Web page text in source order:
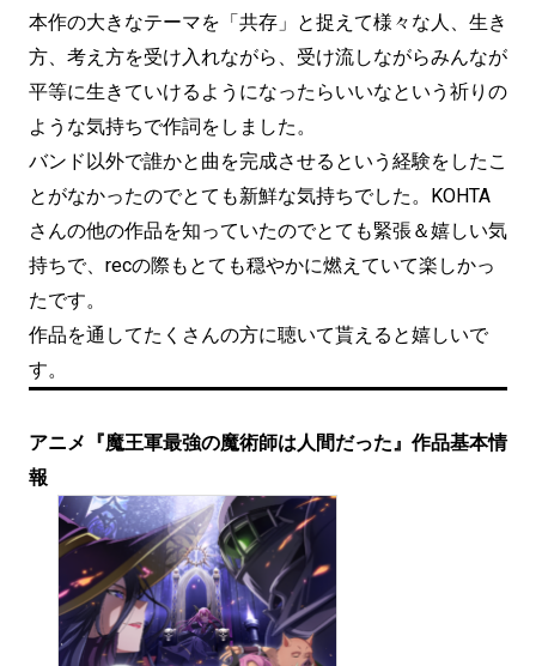
本作の大きなテーマを「共存」と捉えて様々な人、生き
方、考え方を受け入れながら、受け流しながらみんなが
平等に生きていけるようになったらいいなという祈りの
ような気持ちで作詞をしました。
バンド以外で誰かと曲を完成させるという経験をしたこ
とがなかったのでとても新鮮な気持ちでした。KOHTA
さんの他の作品を知っていたのでとても緊張＆嬉しい気
持ちで、recの際もとても穏やかに燃えていて楽しかっ
たです。
作品を通してたくさんの方に聴いて貰えると嬉しいで
す。
アニメ『魔王軍最強の魔術師は人間だった』作品基本情
報